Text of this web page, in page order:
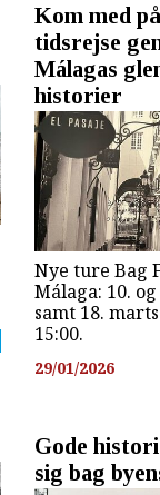
Kom med
tidsrejse
Málagas
historier
Nye ture Bag
Málaga: 10.
samt 18.
15:00.
29/01/2026
Gode
sig bag